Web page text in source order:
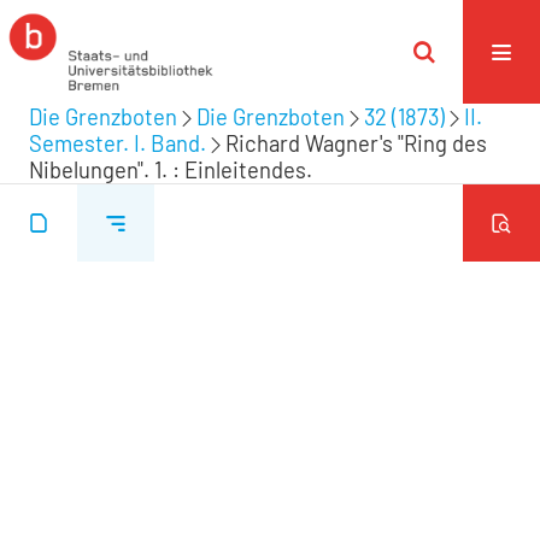
Die Grenzboten Die Grenzboten 32 (1873)
II.
Semester. I. Band.
Richard Wagner's "Ring des
Nibelungen". 1. : Einleitendes.